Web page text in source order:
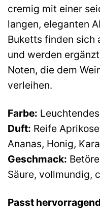
cremig mit einer
langen, eleganten
Buketts finden sich
und werden
Noten, die dem
verleihen.
Farbe:
Duft: Reife
Ananas, Honig,
Geschmack:
Säure, vollmundig,
Passt